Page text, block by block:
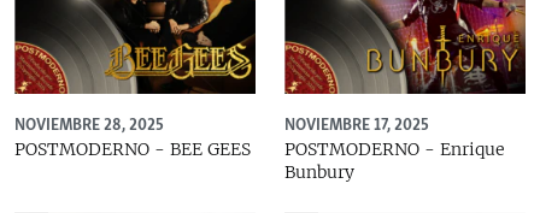
NOVIEMBRE 28, 2025
POSTMODERNO - BEE GEES
NOVIEMBRE 17, 2025
POSTMODERNO - Enrique
Bunbury